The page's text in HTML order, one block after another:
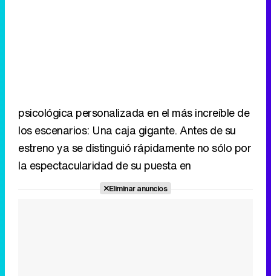
psicológica personalizada en el más increíble de
los escenarios: Una caja gigante. Antes de su
estreno ya se distinguió rápidamente no sólo por
la espectacularidad de su puesta en
Eliminar anuncios